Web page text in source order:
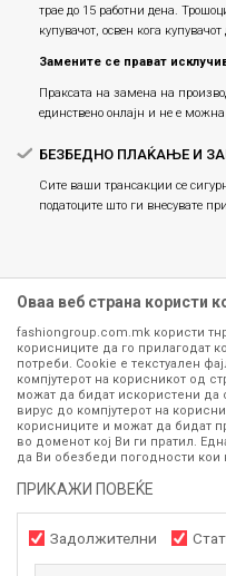
трае до 15 работни дена.
купувачот, освен кога
Замените се прават
Праксата на замена на
единствено онлајн и не е
БЕЗБЕДНО ПЛАЌАЊЕ И
Сите ваши трансакции се
податоците што ги внесувате
Сите информации околу
онлајн продавница се
меѓутоа не можеме да
пак дека сите производи
Фотографиите се
контактирајте не на
понеделник до
Оваа веб страна користи
fashiongroup.com.mk користи
корисниците да го прилагодат
потреби. Cookie е текстуален
компјутерот на корисникот од
можат да бидат искористени да
вирус до компјутерот на
корисниците и можат да бидат
во доменот кој Ви ги пратил.
да Ви обезбеди погодности кои
ПРИКАЖИ ПОВЕЌЕ
Задолжителни